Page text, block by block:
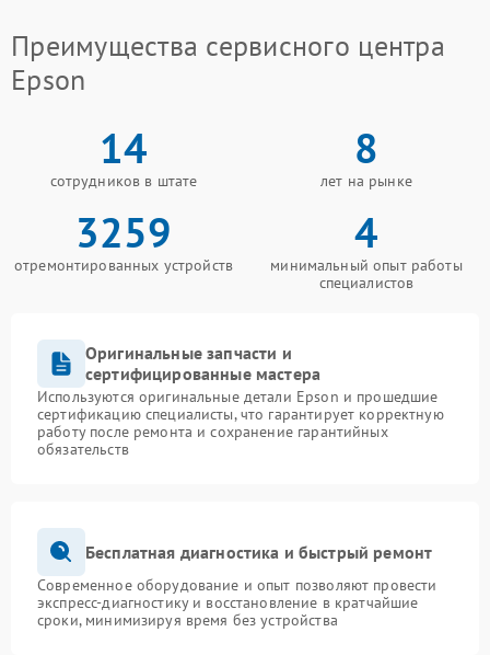
Преимущества сервисного центра
Epson
14
сотрудников в штате
8
лет на рынке
3259
отремонтированных устройств
4
минимальный опыт работы
специалистов
Оригинальные запчасти и
сертифицированные мастера
Используются оригинальные детали Epson и прошедшие
сертификацию специалисты, что гарантирует корректную
работу после ремонта и сохранение гарантийных
обязательств
Бесплатная диагностика и быстрый ремонт
Современное оборудование и опыт позволяют провести
экспресс-диагностику и восстановление в кратчайшие
сроки, минимизируя время без устройства